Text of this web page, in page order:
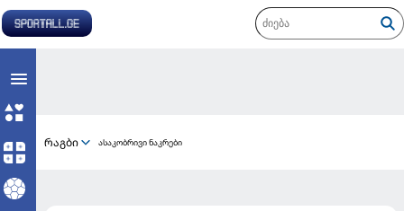
რაგბი ასაკობრივი ნაკრები